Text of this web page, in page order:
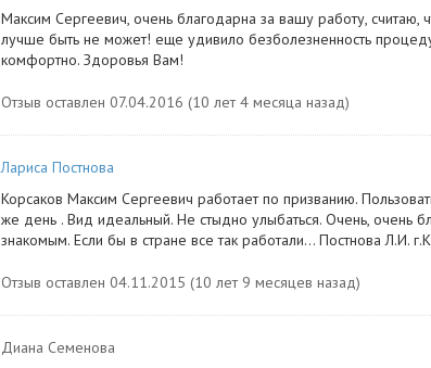
Максим Сергеевич, очень благодарна за вашу работу, считаю,
лучше быть не может! еще удивило безболезненность
комфортно. Здоровья Вам!
Отзыв оставлен 07.04.2016 (10 лет 4 месяца назад)
Лариса Постнова
Корсаков Максим Сергеевич работает по призванию.
же день . Вид идеальный. Не стыдно улыбаться. Очень, очень
знакомым. Если бы в стране все так работали... Постнова Л.И.
Отзыв оставлен 04.11.2015 (10 лет 9 месяцев назад)
Диана Семенова